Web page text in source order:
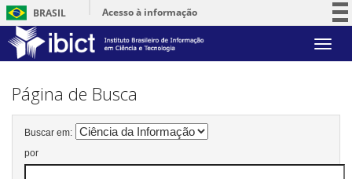
BRASIL
Acesso à informação
Serviços
Skip
Página de Busca
Buscar em:
por